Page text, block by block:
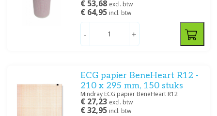
€ 53,68 excl. btw
€ 64,95 incl. btw
- +
ECG papier BeneHeart R12 -
210 x 295 mm, 150 stuks
Mindray ECG papier BeneHeart R12
€ 27,23 excl. btw
€ 32,95 incl. btw